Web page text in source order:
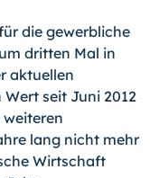
die gewerbliche
dritten Mal in
aktuellen
seit Juni 2012
lang nicht mehr
Wirtschaft